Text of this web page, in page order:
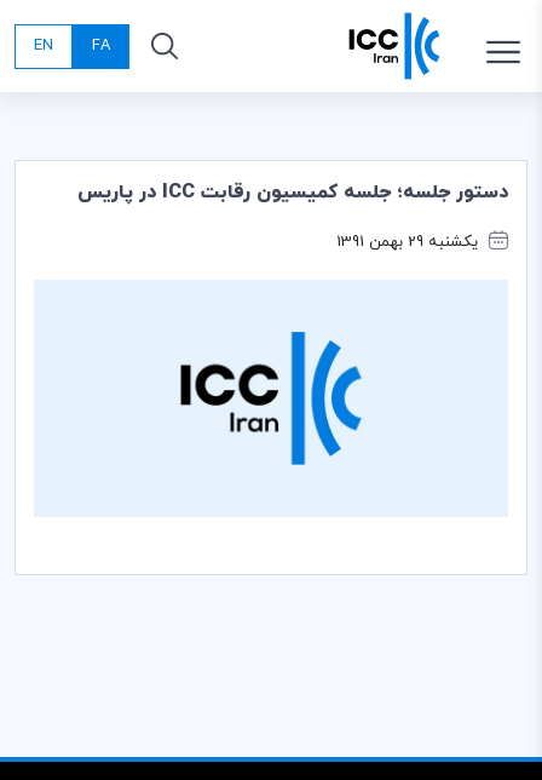
FA
EN
دستور جلسه؛ جلسه كميسيون رقابت ICC در پاريس
یکشنبه 29 بهمن 1391